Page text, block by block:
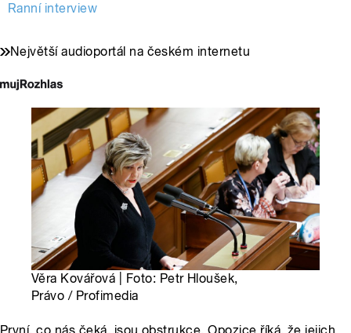
Ranní interview
Největší audioportál na českém internetu
Věra Kovářová | Foto: Petr Hloušek,
Právo / Profimedia